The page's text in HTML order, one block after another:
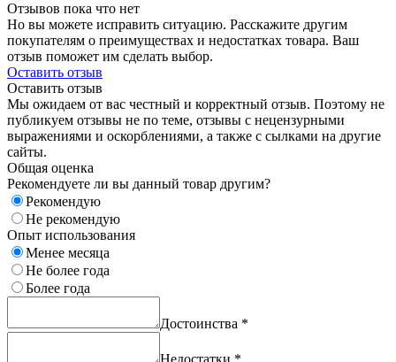
Отзывов пока что нет
Но вы можете исправить ситуацию. Расскажите другим
покупателям о преимуществах и недостатках товара. Ваш
отзыв поможет им сделать выбор.
Оставить отзыв
Оставить отзыв
Мы ожидаем от вас честный и корректный отзыв. Поэтому не
публикуем отзывы не по теме, отзывы с нецензурными
выражениями и оскорблениями, а также с сылками на другие
сайты.
Общая оценка
Рекомендуете ли вы данный товар другим?
Рекомендую
Не рекомендую
Опыт использования
Менее месяца
Не более года
Более года
Достоинства *